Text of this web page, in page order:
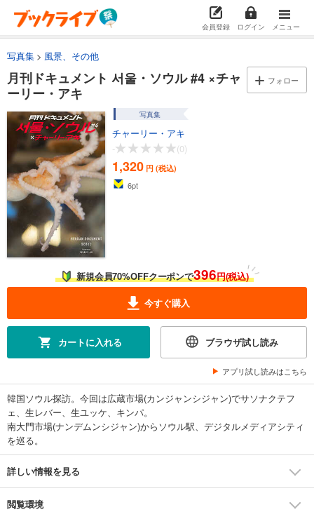
会員登録 ログイン メニュー
写真集 風景、その他
月刊ドキュメント 서울・ソウル #4 ×チャ
ーリー・アキ
フォロー
写真集
チャーリー・アキ
-
(0)
1,320 円 (税込)
6pt
新規会員70%OFFクーポンで396円(税込)
今すぐ購入
カートに入れる ブラウザ試し読み
アプリ試し読みはこちら
韓国ソウル探訪。今回は広蔵市場(カンジャンシジャン)でサソナクテフ
ェ、生レバー、生ユッケ、キンパ。
南大門市場(ナンデムンシジャン)からソウル駅、デジタルメディアシティ
を巡る。
詳しい情報を見る
閲覧環境